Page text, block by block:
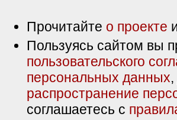
Прочитайте о проекте
Пользуясь сайтом вы
пользовательского
персональных данных
распространение
соглашаетесь с